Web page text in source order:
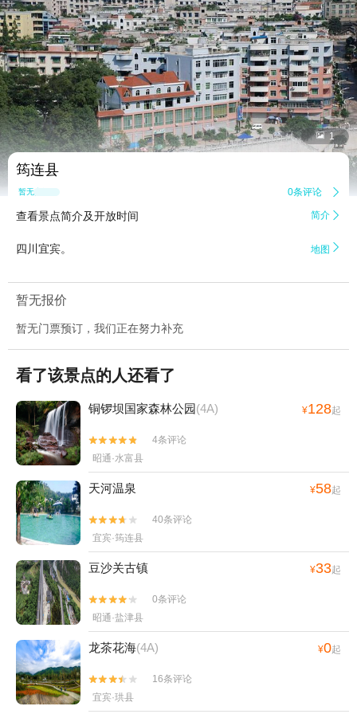
 1
筠连县
暂无点评 0条评论 
查看景点简介及开放时间 简介 
四川宜宾。 地图 
暂无报价
暂无门票预订，我们正在努力补充
看了该景点的人还看了
铜锣坝国家森林公园(4A) ¥128起


4条评论
昭通·水富县
天河温泉 ¥58起


40条评论
宜宾·筠连县
豆沙关古镇 ¥33起


0条评论
昭通·盐津县
龙茶花海(4A) ¥0起


16条评论
宜宾·珙县
